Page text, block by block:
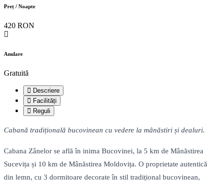
Preț / Noapte
420 RON
Anulare
Gratuită
Descriere
Facilități
Reguli
Cabană tradițională bucovinean cu vedere la mânăstiri și dealuri.
Cabana Zânelor se află în inima Bucovinei, la 5 km de Mânăstirea
Sucevița și 10 km de Mânăstirea Moldovița. O proprietate autentică
din lemn, cu 3 dormitoare decorate în stil tradițional bucovinean,